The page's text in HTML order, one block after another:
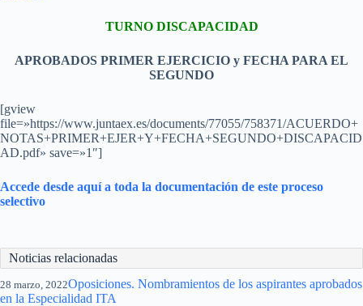
TURNO DISCAPACIDAD
APROBADOS PRIMER EJERCICIO y FECHA PARA EL
SEGUNDO
[gview
file=»https://www.juntaex.es/documents/77055/758371/ACUERDO+
NOTAS+PRIMER+EJER+Y+FECHA+SEGUNDO+DISCAPACID
AD.pdf» save=»1″]
Accede desde aquí a toda la documentación de este proceso
selectivo
Noticias relacionadas
28 marzo, 2022Oposiciones. Nombramientos de los aspirantes aprobados
en la Especialidad ITA